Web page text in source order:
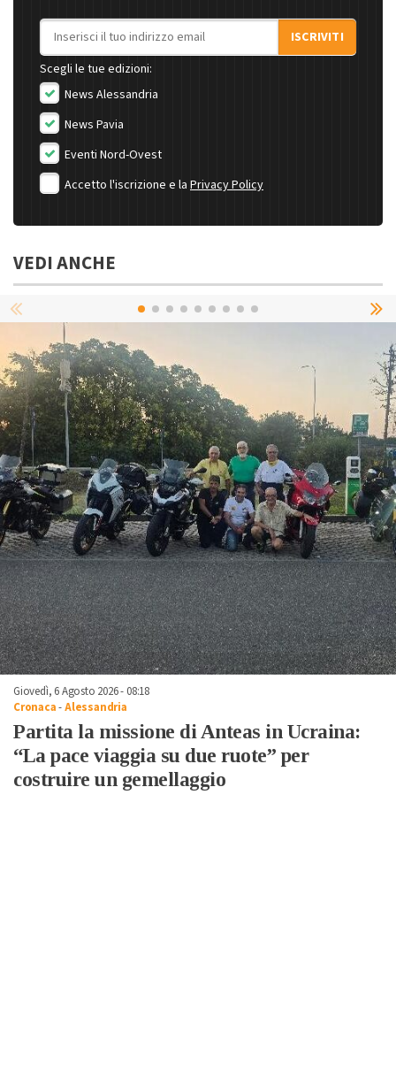
Indirizzo email
ISCRIVITI
Scegli le tue edizioni:
News Alessandria
News Pavia
Eventi Nord-Ovest
Accetto l'iscrizione e la Privacy Policy
VEDI ANCHE
Giovedì, 6 Agosto 2026 - 08:18
Cronaca-Alessandria
Partita la missione di Anteas in Ucraina:
“La pace viaggia su due ruote” per
costruire un gemellaggio